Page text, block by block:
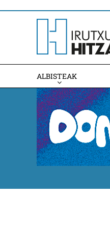
ALBISTEAK